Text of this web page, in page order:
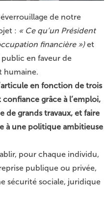
de notre
: « Ce qu’un Président
financière »)et
en faveur de
humaine.
en fonction de trois
grâce à l’emploi,
de grands travaux, et faire
à une politique ambitieuse
pour chaque individu,
publique ou privée,
sécurité sociale, juridique